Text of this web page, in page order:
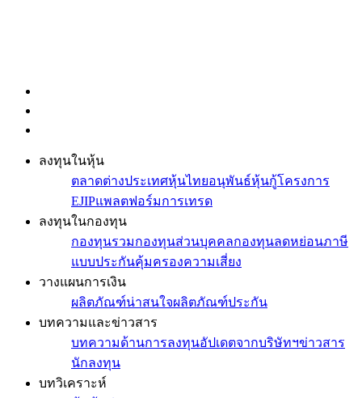
ลงทุนในหุ้น
ตลาดต่างประเทศหุ้นไทยอนุพันธ์หุ้นกู้โครงการ
EJIPแพลตฟอร์มการเทรด
ลงทุนในกองทุน
กองทุนรวมกองทุนส่วนบุคคลกองทุนลดหย่อนภาษี
แบบประกันคุ้มครองความเสี่ยง
วางแผนการเงิน
ผลิตภัณฑ์น่าสนใจผลิตภัณฑ์ประกัน
บทความและข่าวสาร
บทความด้านการลงทุนอัปเดตจากบริษัทฯข่าวสาร
นักลงทุน
บทวิเคราะห์